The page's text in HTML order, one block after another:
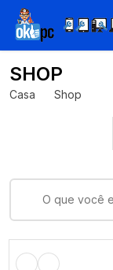
SHOP
Casa Shop